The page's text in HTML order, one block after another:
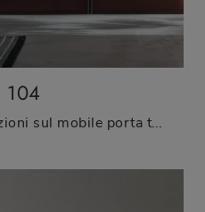
104
Clicca e ottieni informazioni sul mobile porta tv Atlante Unit AT 104 di Tomasella: realizzato in melaminico, ben si inserisce in spazi moderni.